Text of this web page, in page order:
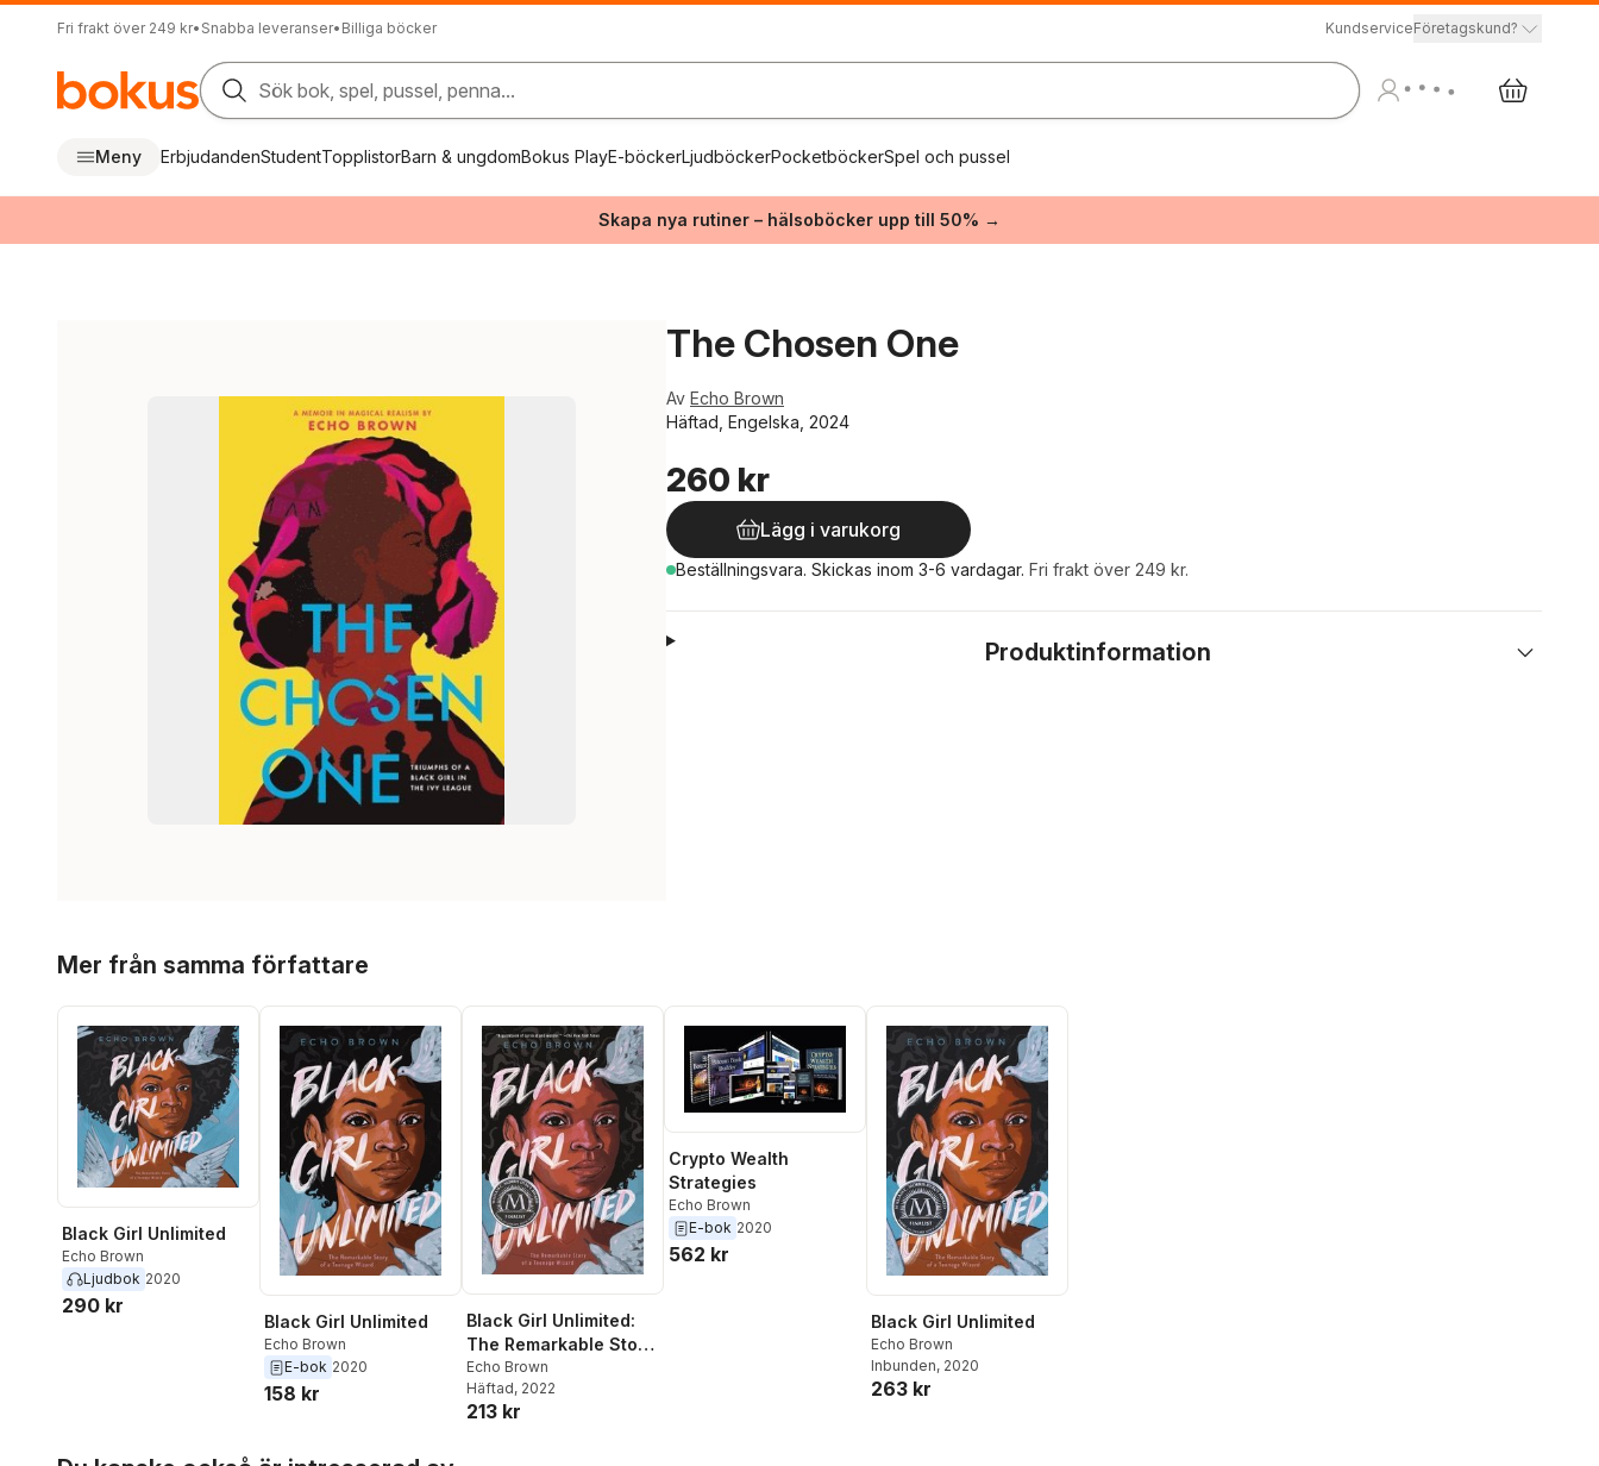
Fri frakt över 249 kr• Snabba leveranser• Billiga böcker KundserviceFöretagskund?
Sök bok, spel, pussel, penna...
Meny ErbjudandenStudentTopplistorBarn & ungdomBokus PlayE-böckerLjudböckerPocketböckerSpel och pussel
Skapa nya rutiner – hälsoböcker upp till 50% →
The Chosen One
Av Echo Brown
Häftad, Engelska, 2024
260 kr
Lägg i varukorg
Beställningsvara. Skickas inom 3-6 vardagar. Fri frakt över 249 kr.
Produktinformation
Mer från samma författare
Black Girl Unlimited
Echo Brown
Ljudbok 2020
290 kr
Black Girl Unlimited
Echo Brown
E-bok 2020
158 kr
Black Girl Unlimited:
The Remarkable Story
of a Teenage Wizard
Echo Brown
Häftad, 2022
213 kr
Crypto Wealth
Strategies
Echo Brown
E-bok 2020
562 kr
Black Girl Unlimited
Echo Brown
Inbunden, 2020
263 kr